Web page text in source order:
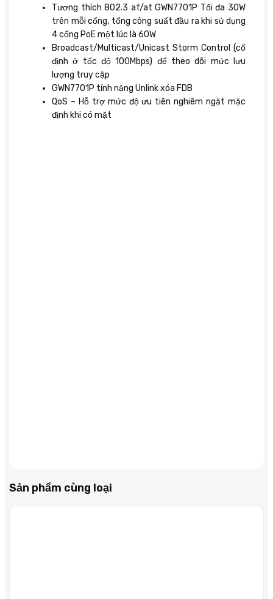
Tương thích 802.3 af/at GWN7701P Tối đa 30W
trên mỗi cổng, tổng công suất đầu ra khi sử dụng
4 cổng PoE một lúc là 60W
Broadcast/Multicast/Unicast Storm Control (cố
định ở tốc độ 100Mbps) để theo dõi mức lưu
lượng truy cập
GWN7701P tính năng Unlink xóa FDB
QoS – Hỗ trợ mức độ ưu tiên nghiêm ngặt mặc
định khi có mặt
Sản phẩm cùng loại